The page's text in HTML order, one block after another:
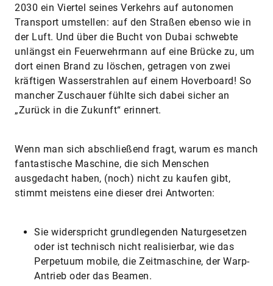
2030 ein Viertel seines Verkehrs auf autonomen
Transport umstellen: auf den Straßen ebenso wie in
der Luft. Und über die Bucht von Dubai schwebte
unlängst ein Feuerwehrmann auf eine Brücke zu, um
dort einen Brand zu löschen, getragen von zwei
kräftigen Wasserstrahlen auf einem Hoverboard! So
mancher Zuschauer fühlte sich dabei sicher an
„Zurück in die Zukunft“ erinnert.
Wenn man sich abschließend fragt, warum es manch
fantastische Maschine, die sich Menschen
ausgedacht haben, (noch) nicht zu kaufen gibt,
stimmt meistens eine dieser drei Antworten:
​Sie widerspricht grundlegenden Naturgesetzen
oder ist technisch nicht realisierbar, wie das
Perpetuum mobile, die Zeitmaschine, der Warp-
Antrieb oder das Beamen.